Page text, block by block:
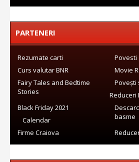
PARTENERI
Rezumate carti
Povesti
Curs valutar BNR
Movie
Fairy Tales and Bedtime
Stories
Povești
Reduceri
basme
Black Friday 2021
Calendar
Firme Craiova